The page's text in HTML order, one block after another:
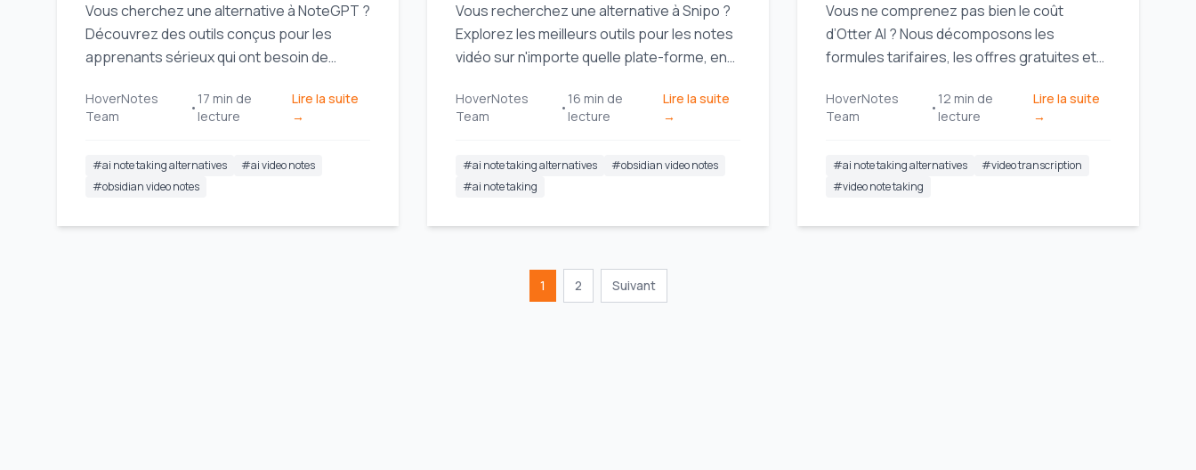
Vous cherchez une alternative à NoteGPT ?
Découvrez des outils conçus pour les
apprenants sérieux qui ont besoin de
contexte visuel à partir de vidéos.
HoverNotes
Team
•
17 min de
lecture
Lire la suite
→
#ai note taking alternatives #ai video notes
#obsidian video notes
Vous recherchez une alternative à Snipo ?
Explorez les meilleurs outils pour les notes
vidéo sur n'importe quelle plate-forme, en
les utilisateurs de Obsidian.
HoverNotes
Team
•
16 min de
lecture
Lire la suite
→
#ai note taking alternatives #obsidian video notes
#ai note taking
Vous ne comprenez pas bien le coût
d’Otter AI ? Nous décomposons les
formules tarifaires, les offres gratuites et
dénicher la meilleure valeur pour
l’apprentissage vidéo.
HoverNotes
Team
•
12 min de
lecture
Lire la suite
→
#ai note taking alternatives #video transcription
#video note taking
1 2 Suivant